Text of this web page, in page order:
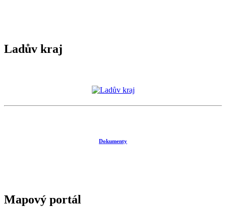
Ladův kraj
Dokumenty
Mapový portál